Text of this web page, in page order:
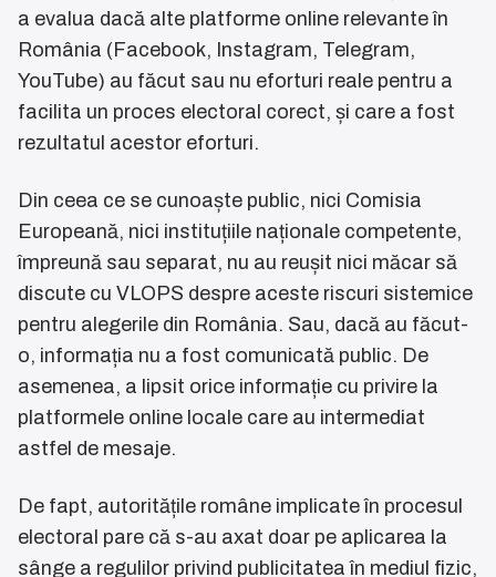
a evalua dacă alte platforme online relevante în
România (Facebook, Instagram, Telegram,
YouTube) au făcut sau nu eforturi reale pentru a
facilita un proces electoral corect, și care a fost
rezultatul acestor eforturi.
Din ceea ce se cunoaște public, nici Comisia
Europeană, nici instituțiile naționale competente,
împreună sau separat, nu au reușit nici măcar să
discute cu VLOPS despre aceste riscuri sistemice
pentru alegerile din România. Sau, dacă au făcut-
o, informația nu a fost comunicată public. De
asemenea, a lipsit orice informație cu privire la
platformele online locale care au intermediat
astfel de mesaje.
De fapt, autoritățile române implicate în procesul
electoral pare că s-au axat doar pe aplicarea la
sânge a regulilor privind publicitatea în mediul fizic,